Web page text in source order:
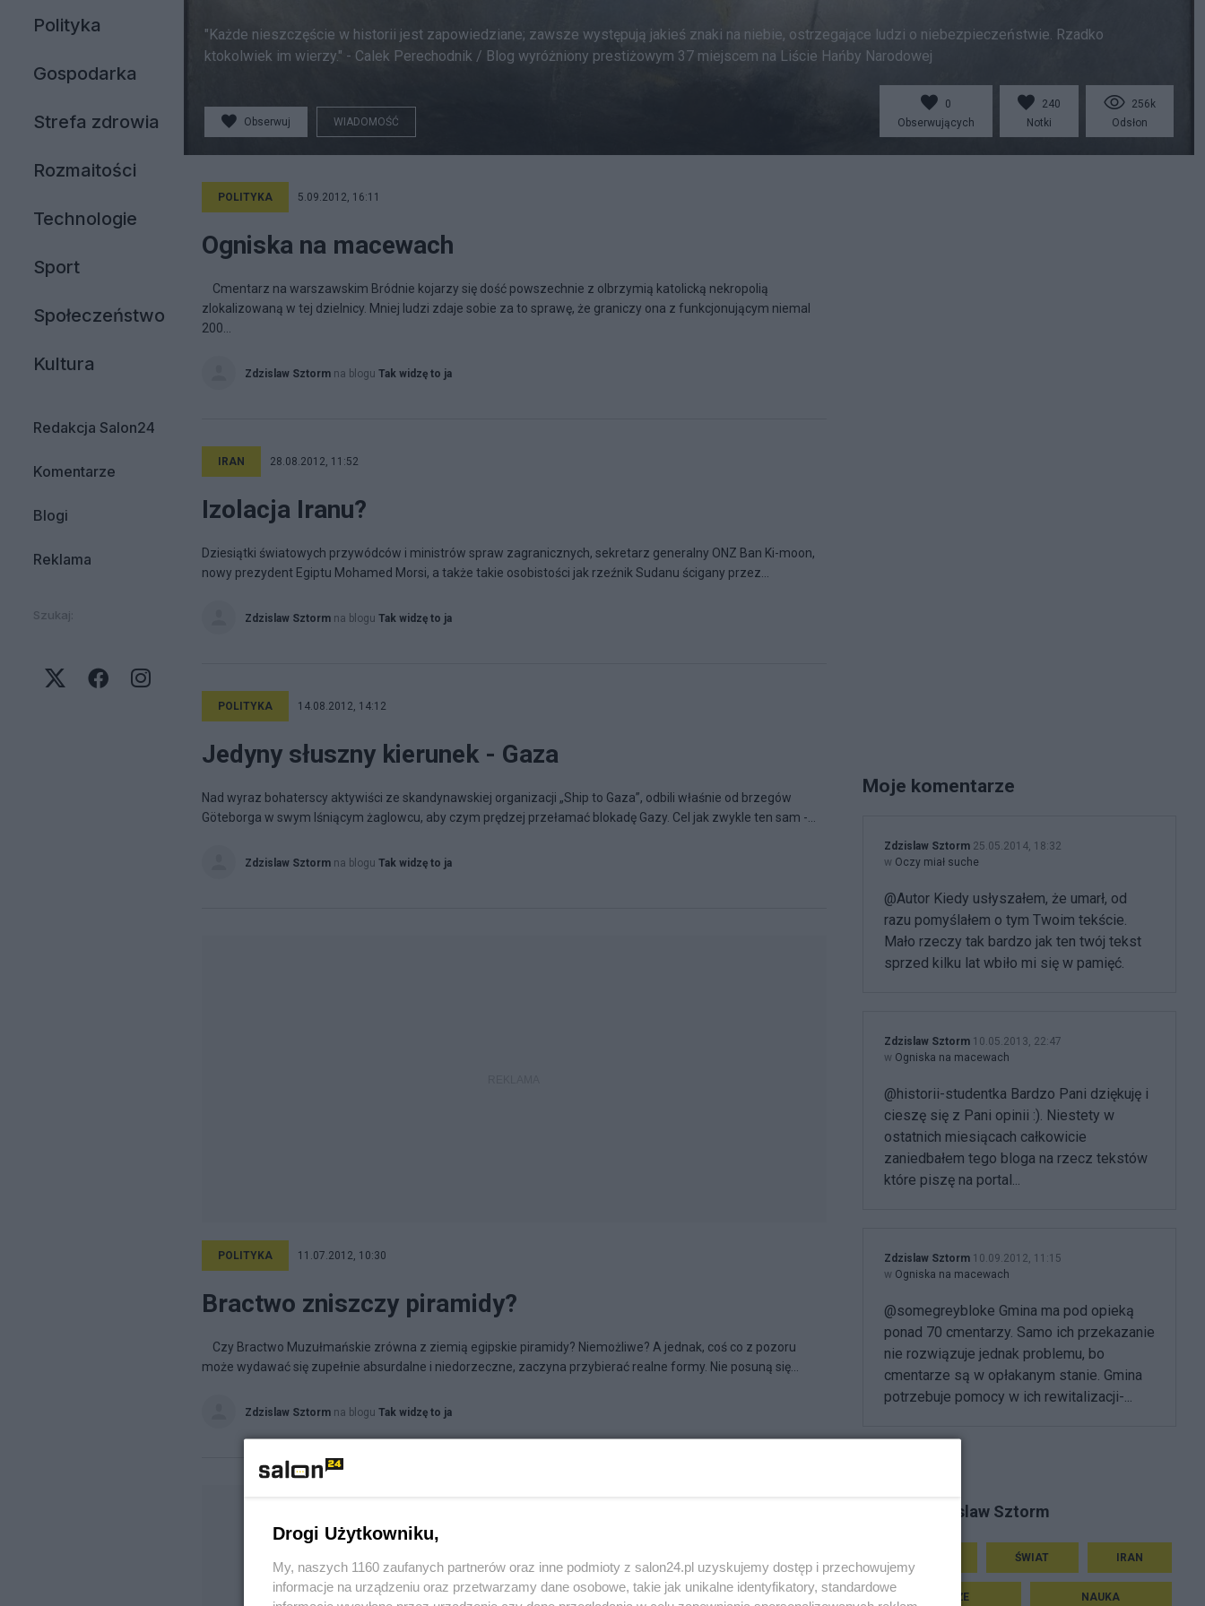
Polityka
Gospodarka
Strefa zdrowia
Rozmaitości
Technologie
Sport
Społeczeństwo
Kultura
Redakcja Salon24
Komentarze
Blogi
Reklama
Szukaj:
"Każde nieszczęście w historii jest zapowiedziane; zawsze występują jakieś znaki na niebie, ostrzegające ludzi o niebezpieczeństwie. Rzadko
ktokolwiek im wierzy." - Calek Perechodnik / Blog wyróżniony prestiżowym 37 miejscem na Liście Hańby Narodowej
Obserwuj WIADOMOŚĆ
0
Obserwujących
240
Notki
256k
Odsłon
POLITYKA 5.09.2012, 16:11
Ogniska na macewach
Cmentarz na warszawskim Bródnie kojarzy się dość powszechnie z olbrzymią katolicką nekropolią
zlokalizowaną w tej dzielnicy. Mniej ludzi zdaje sobie za to sprawę, że graniczy ona z funkcjonującym niemal
200...
Zdzislaw Sztorm na blogu Tak widzę to ja
IRAN 28.08.2012, 11:52
Izolacja Iranu?
Dziesiątki światowych przywódców i ministrów spraw zagranicznych, sekretarz generalny ONZ Ban Ki-moon,
nowy prezydent Egiptu Mohamed Morsi, a także takie osobistości jak rzeźnik Sudanu ścigany przez...
Zdzislaw Sztorm na blogu Tak widzę to ja
POLITYKA 14.08.2012, 14:12
Jedyny słuszny kierunek - Gaza
Nad wyraz bohaterscy aktywiści ze skandynawskiej organizacji „Ship to Gaza”, odbili właśnie od brzegów
Göteborga w swym lśniącym żaglowcu, aby czym prędzej przełamać blokadę Gazy. Cel jak zwykle ten sam -...
Zdzislaw Sztorm na blogu Tak widzę to ja
POLITYKA 11.07.2012, 10:30
Bractwo zniszczy piramidy?
Czy Bractwo Muzułmańskie zrówna z ziemią egipskie piramidy? Niemożliwe? A jednak, coś co z pozoru
może wydawać się zupełnie absurdalne i niedorzeczne, zaczyna przybierać realne formy. Nie posuną się...
Zdzislaw Sztorm na blogu Tak widzę to ja
Moje komentarze
Zdzislaw Sztorm 25.05.2014, 18:32
w Oczy miał suche
@Autor Kiedy usłyszałem, że umarł, od
razu pomyślałem o tym Twoim tekście.
Mało rzeczy tak bardzo jak ten twój tekst
sprzed kilku lat wbiło mi się w pamięć.
Zdzislaw Sztorm 10.05.2013, 22:47
w Ogniska na macewach
@historii-studentka Bardzo Pani dziękuję i
cieszę się z Pani opinii :). Niestety w
ostatnich miesiącach całkowicie
zaniedbałem tego bloga na rzecz tekstów
które piszę na portal...
Zdzislaw Sztorm 10.09.2012, 11:15
w Ogniska na macewach
@somegreybloke Gmina ma pod opieką
ponad 70 cmentarzy. Samo ich przekazanie
nie rozwiązuje jednak problemu, bo
cmentarze są w opłakanym stanie. Gmina
potrzebuje pomocy w ich rewitalizacji-...
Tematy Zdzislaw Sztorm
ŚWIAT IRAN
PODRÓŻE NAUKA
Drogi Użytkowniku,
My, naszych 1160 zaufanych partnerów oraz inne podmioty z salon24.pl uzyskujemy dostęp i przechowujemy
informacje na urządzeniu oraz przetwarzamy dane osobowe, takie jak unikalne identyfikatory, standardowe